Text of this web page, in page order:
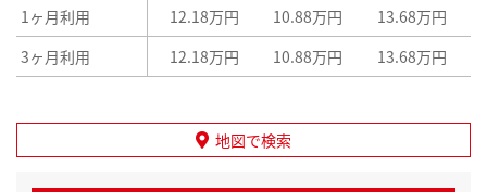
1ヶ月利用
12.18万円 10.88万円 13.68万円
3ヶ月利用
12.18万円 10.88万円 13.68万円
地図で検索